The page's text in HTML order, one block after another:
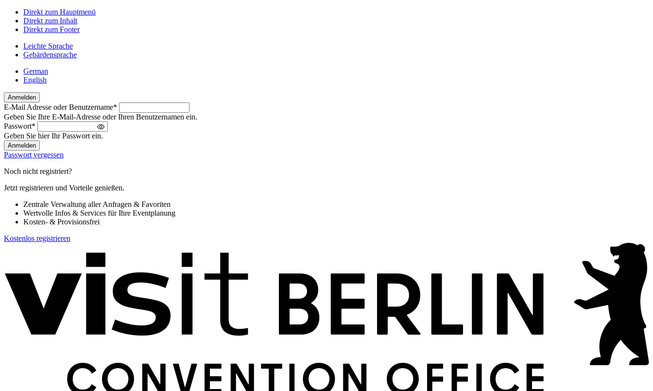
Direkt zum Hauptmenü
Direkt zum Inhalt
Direkt zum Footer
Leichte Sprache
Gebärdensprache
German
English
Anmelden
Willkommen
zurück!
Bitte
melden
Sie
sich
an
E-Mail Adresse oder Benutzername*
Geben Sie Ihre E-Mail-Adresse oder Ihren Benutzernamen ein.
Passwort*
Geben Sie hier Ihr Passwort ein.
Passwort vergessen
Noch nicht registriert?
Jetzt registrieren und Vorteile genießen.
Zentrale Verwaltung aller Anfragen & Favoriten
Wertvolle Infos & Services für Ihre Eventplanung
Kosten- & Provisionsfrei
Kostenlos registrieren